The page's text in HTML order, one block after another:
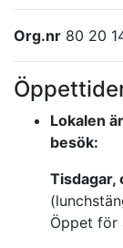
Org.nr 80 20
Lokalen
besök:
Tisdagar,
Öppet för